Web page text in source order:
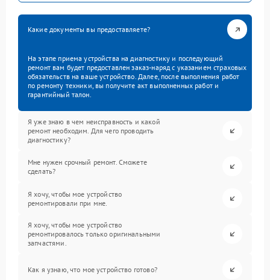
Какие документы вы предоставляете?
На этапе приема устройства на диагностику и последующий
ремонт вам будет предоставлен заказ-наряд с указанием страховых
обязательств на ваше устройство. Далее, после выполнения работ
по ремонту техники, вы получите акт выполненных работ и
гарантийный талон.
Я уже знаю в чем неисправность и какой
ремонт необходим. Для чего проводить
диагностику?
Мне нужен срочный ремонт. Сможете
сделать?
Я хочу, чтобы мое устройство
ремонтировали при мне.
Я хочу, чтобы мое устройство
ремонтировалось только оригинальными
запчастями.
Как я узнаю, что мое устройство готово?